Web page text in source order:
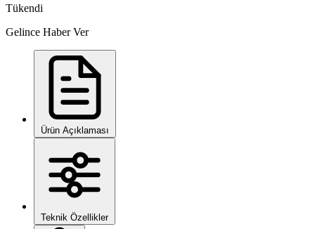
Tükendi
Gelince Haber Ver
Ürün Açıklaması
Teknik Özellikler